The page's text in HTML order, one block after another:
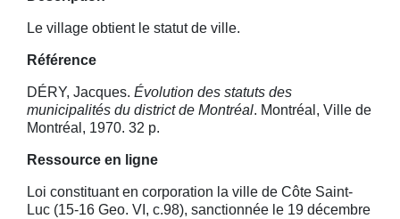
Le village obtient le statut de ville.
Référence
DÉRY, Jacques. Évolution des statuts des
municipalités du district de Montréal. Montréal, Ville de
Montréal, 1970. 32 p.
Ressource en ligne
Loi constituant en corporation la ville de Côte Saint-
Luc (15-16 Geo. VI, c.98), sanctionnée le 19 décembre